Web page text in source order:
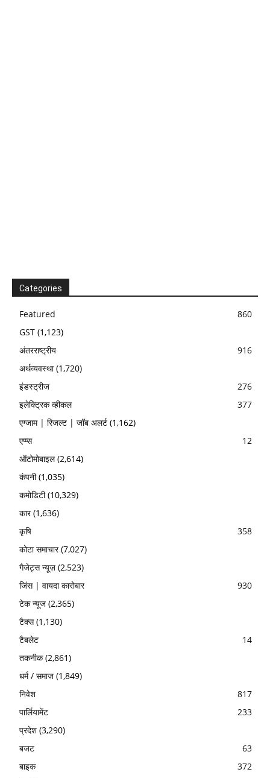
Categories
Featured
860
GST (1,123)
अंतरराष्ट्रीय
916
अर्थव्यवस्था(1,720)
इंडस्ट्रीज
276
इलेक्ट्रिक व्हीकल
377
एग्जाम | रिजल्ट | जॉब अलर्ट (1,162)
एप्प्स
12
ऑटोमोबाइल(2,614)
कंपनी(1,035)
कमोडिटी(10,329)
कार(1,636)
कृषि
358
कोटा समाचार(7,027)
गैजेट्स न्यूज़ (2,523)
जिंस | वायदा कारोबार
930
टेक न्यूज (2,365)
टैक्स(1,130)
टैबलेट
14
तकनीक(2,861)
धर्म / समाज (1,849)
निवेश
817
पार्लियामेंट
233
प्रदेश(3,290)
बजट
63
बाइक
372